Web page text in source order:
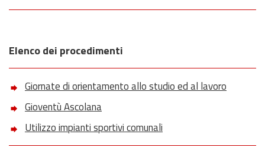
Elenco dei procedimenti
Giornate di orientamento allo studio ed al lavoro
Gioventù Ascolana
Utilizzo impianti sportivi comunali